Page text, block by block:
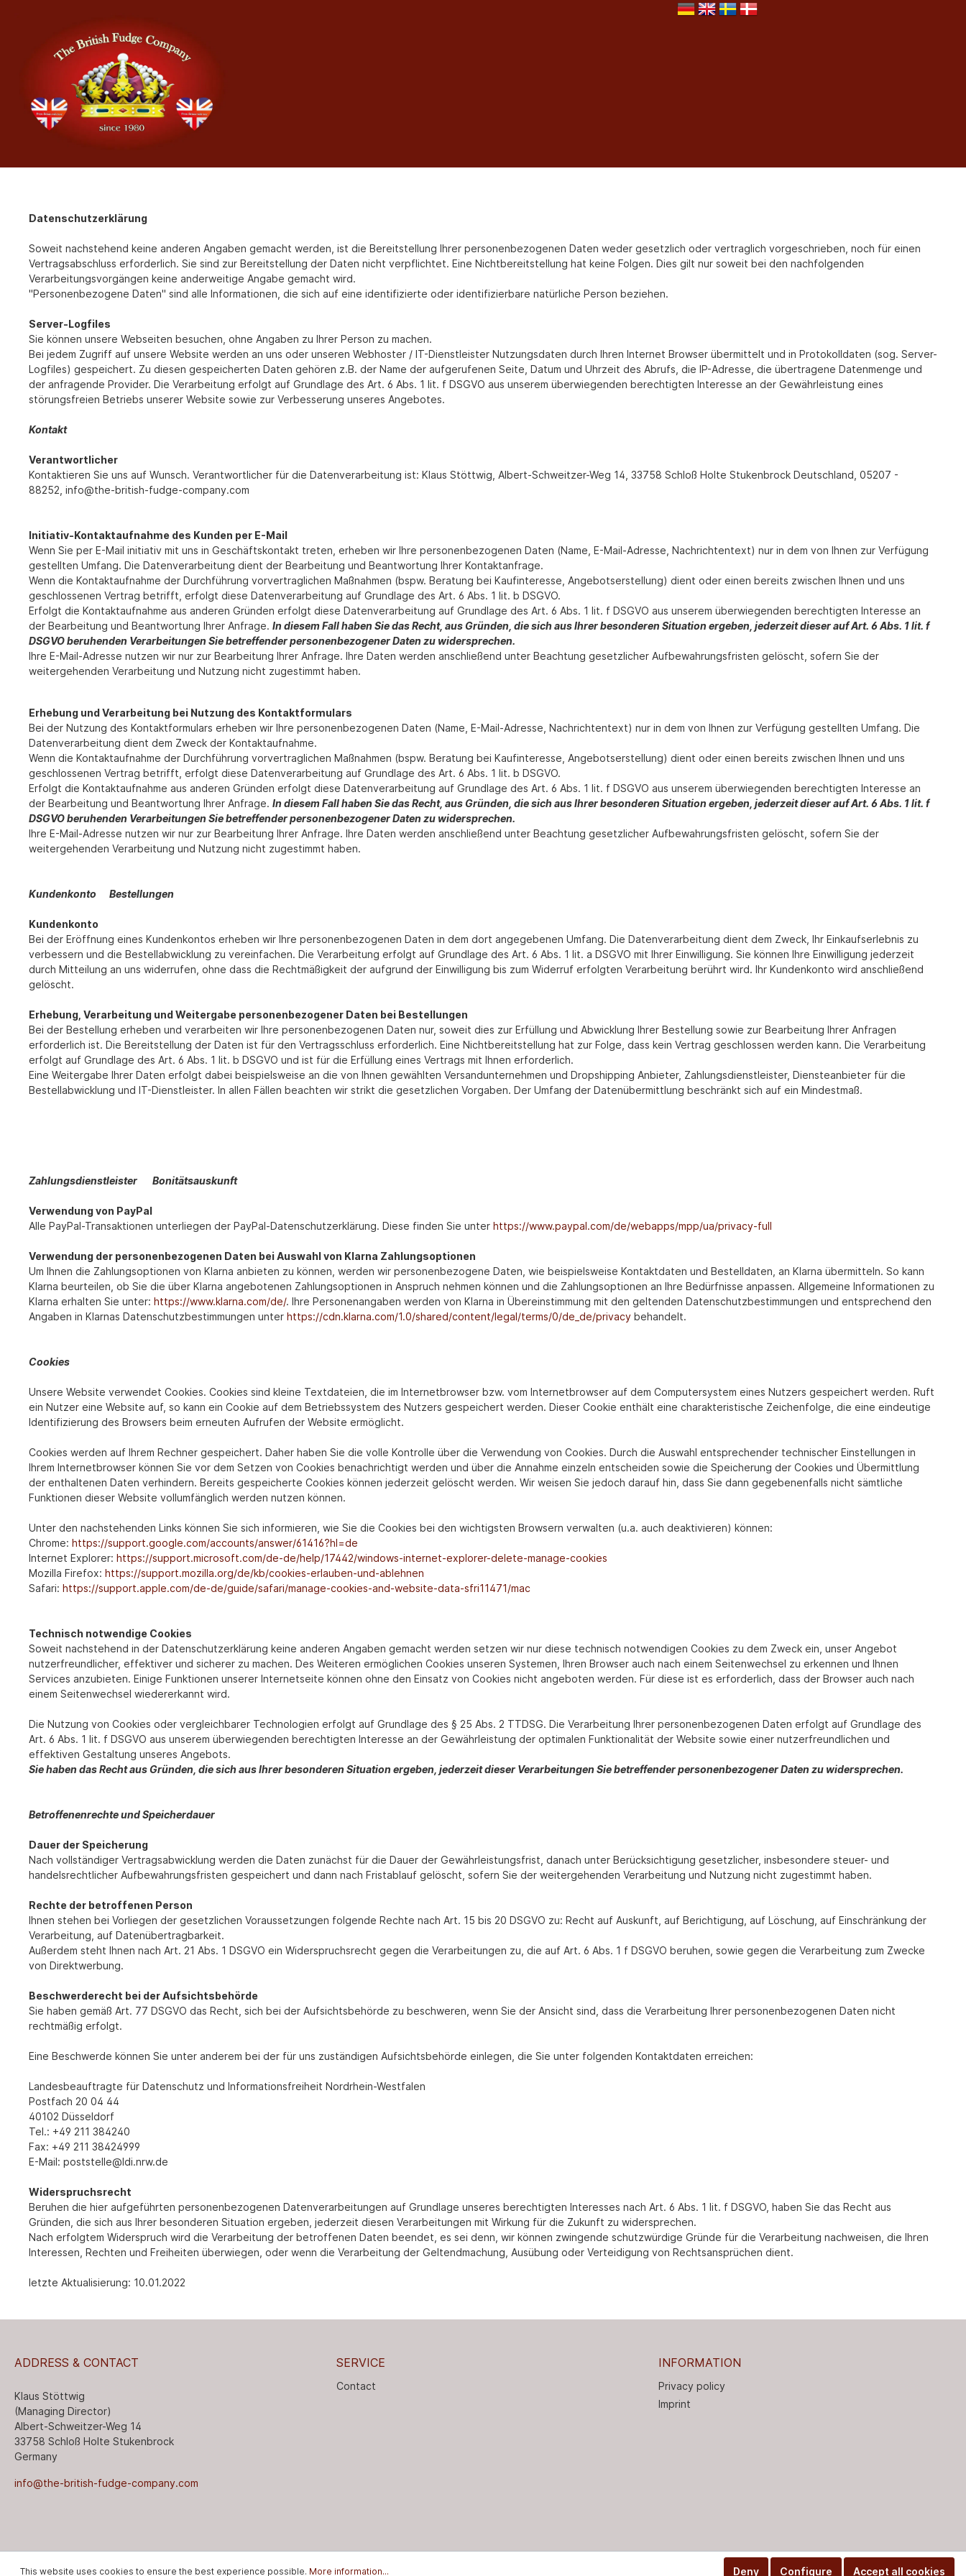
Datenschutzerklärung
Soweit nachstehend keine anderen Angaben gemacht werden, ist die Bereitstellung Ihrer personenbezogenen Daten weder gesetzlich oder vertraglich vorgeschrieben, noch für einen
Vertragsabschluss erforderlich. Sie sind zur Bereitstellung der Daten nicht verpflichtet. Eine Nichtbereitstellung hat keine Folgen. Dies gilt nur soweit bei den nachfolgenden
Verarbeitungsvorgängen keine anderweitige Angabe gemacht wird.
"Personenbezogene Daten" sind alle Informationen, die sich auf eine identifizierte oder identifizierbare natürliche Person beziehen.
Server-Logfiles
Sie können unsere Webseiten besuchen, ohne Angaben zu Ihrer Person zu machen.
Bei jedem Zugriff auf unsere Website werden an uns oder unseren Webhoster / IT-Dienstleister Nutzungsdaten durch Ihren Internet Browser übermittelt und in Protokolldaten (sog. Server-
Logfiles) gespeichert. Zu diesen gespeicherten Daten gehören z.B. der Name der aufgerufenen Seite, Datum und Uhrzeit des Abrufs, die IP-Adresse, die übertragene Datenmenge und
der anfragende Provider. Die Verarbeitung erfolgt auf Grundlage des Art. 6 Abs. 1 lit. f DSGVO aus unserem überwiegenden berechtigten Interesse an der Gewährleistung eines
störungsfreien Betriebs unserer Website sowie zur Verbesserung unseres Angebotes.
Kontakt
Verantwortlicher
Kontaktieren Sie uns auf Wunsch. Verantwortlicher für die Datenverarbeitung ist: Klaus Stöttwig, Albert-Schweitzer-Weg 14, 33758 Schloß Holte Stukenbrock Deutschland, 05207 -
88252, info@the-british-fudge-company.com
Initiativ-Kontaktaufnahme des Kunden per E-Mail
Wenn Sie per E-Mail initiativ mit uns in Geschäftskontakt treten, erheben wir Ihre personenbezogenen Daten (Name, E-Mail-Adresse, Nachrichtentext) nur in dem von Ihnen zur Verfügung
gestellten Umfang. Die Datenverarbeitung dient der Bearbeitung und Beantwortung Ihrer Kontaktanfrage.
Wenn die Kontaktaufnahme der Durchführung vorvertraglichen Maßnahmen (bspw. Beratung bei Kaufinteresse, Angebotserstellung) dient oder einen bereits zwischen Ihnen und uns
geschlossenen Vertrag betrifft, erfolgt diese Datenverarbeitung auf Grundlage des Art. 6 Abs. 1 lit. b DSGVO.
Erfolgt die Kontaktaufnahme aus anderen Gründen erfolgt diese Datenverarbeitung auf Grundlage des Art. 6 Abs. 1 lit. f DSGVO aus unserem überwiegenden berechtigten Interesse an
der Bearbeitung und Beantwortung Ihrer Anfrage. In diesem Fall haben Sie das Recht, aus Gründen, die sich aus Ihrer besonderen Situation ergeben, jederzeit dieser auf Art. 6 Abs. 1 lit. f
DSGVO beruhenden Verarbeitungen Sie betreffender personenbezogener Daten zu widersprechen.
Ihre E-Mail-Adresse nutzen wir nur zur Bearbeitung Ihrer Anfrage. Ihre Daten werden anschließend unter Beachtung gesetzlicher Aufbewahrungsfristen gelöscht, sofern Sie der
weitergehenden Verarbeitung und Nutzung nicht zugestimmt haben.
Erhebung und Verarbeitung bei Nutzung des Kontaktformulars
Bei der Nutzung des Kontaktformulars erheben wir Ihre personenbezogenen Daten (Name, E-Mail-Adresse, Nachrichtentext) nur in dem von Ihnen zur Verfügung gestellten Umfang. Die
Datenverarbeitung dient dem Zweck der Kontaktaufnahme.
Wenn die Kontaktaufnahme der Durchführung vorvertraglichen Maßnahmen (bspw. Beratung bei Kaufinteresse, Angebotserstellung) dient oder einen bereits zwischen Ihnen und uns
geschlossenen Vertrag betrifft, erfolgt diese Datenverarbeitung auf Grundlage des Art. 6 Abs. 1 lit. b DSGVO.
Erfolgt die Kontaktaufnahme aus anderen Gründen erfolgt diese Datenverarbeitung auf Grundlage des Art. 6 Abs. 1 lit. f DSGVO aus unserem überwiegenden berechtigten Interesse an
der Bearbeitung und Beantwortung Ihrer Anfrage. In diesem Fall haben Sie das Recht, aus Gründen, die sich aus Ihrer besonderen Situation ergeben, jederzeit dieser auf Art. 6 Abs. 1 lit. f
DSGVO beruhenden Verarbeitungen Sie betreffender personenbezogener Daten zu widersprechen.
Ihre E-Mail-Adresse nutzen wir nur zur Bearbeitung Ihrer Anfrage. Ihre Daten werden anschließend unter Beachtung gesetzlicher Aufbewahrungsfristen gelöscht, sofern Sie der
weitergehenden Verarbeitung und Nutzung nicht zugestimmt haben.
Kundenkonto Bestellungen
Kundenkonto
Bei der Eröffnung eines Kundenkontos erheben wir Ihre personenbezogenen Daten in dem dort angegebenen Umfang. Die Datenverarbeitung dient dem Zweck, Ihr Einkaufserlebnis zu
verbessern und die Bestellabwicklung zu vereinfachen. Die Verarbeitung erfolgt auf Grundlage des Art. 6 Abs. 1 lit. a DSGVO mit Ihrer Einwilligung. Sie können Ihre Einwilligung jederzeit
durch Mitteilung an uns widerrufen, ohne dass die Rechtmäßigkeit der aufgrund der Einwilligung bis zum Widerruf erfolgten Verarbeitung berührt wird. Ihr Kundenkonto wird anschließend
gelöscht.
Erhebung, Verarbeitung und Weitergabe personenbezogener Daten bei Bestellungen
Bei der Bestellung erheben und verarbeiten wir Ihre personenbezogenen Daten nur, soweit dies zur Erfüllung und Abwicklung Ihrer Bestellung sowie zur Bearbeitung Ihrer Anfragen
erforderlich ist. Die Bereitstellung der Daten ist für den Vertragsschluss erforderlich. Eine Nichtbereitstellung hat zur Folge, dass kein Vertrag geschlossen werden kann. Die Verarbeitung
erfolgt auf Grundlage des Art. 6 Abs. 1 lit. b DSGVO und ist für die Erfüllung eines Vertrags mit Ihnen erforderlich.
Eine Weitergabe Ihrer Daten erfolgt dabei beispielsweise an die von Ihnen gewählten Versandunternehmen und Dropshipping Anbieter, Zahlungsdienstleister, Diensteanbieter für die
Bestellabwicklung und IT-Dienstleister. In allen Fällen beachten wir strikt die gesetzlichen Vorgaben. Der Umfang der Datenübermittlung beschränkt sich auf ein Mindestmaß.
Zahlungsdienstleister Bonitätsauskunft
Verwendung von PayPal
Alle PayPal-Transaktionen unterliegen der PayPal-Datenschutzerklärung. Diese finden Sie unter https://www.paypal.com/de/webapps/mpp/ua/privacy-full
Verwendung der personenbezogenen Daten bei Auswahl von Klarna Zahlungsoptionen
Um Ihnen die Zahlungsoptionen von Klarna anbieten zu können, werden wir personenbezogene Daten, wie beispielsweise Kontaktdaten und Bestelldaten, an Klarna übermitteln. So kann
Klarna beurteilen, ob Sie die über Klarna angebotenen Zahlungsoptionen in Anspruch nehmen können und die Zahlungsoptionen an Ihre Bedürfnisse anpassen. Allgemeine Informationen zu
Klarna erhalten Sie unter: https://www.klarna.com/de/. Ihre Personenangaben werden von Klarna in Übereinstimmung mit den geltenden Datenschutzbestimmungen und entsprechend den
Angaben in Klarnas Datenschutzbestimmungen unter https://cdn.klarna.com/1.0/shared/content/legal/terms/0/de_de/privacy behandelt.
Cookies
Unsere Website verwendet Cookies. Cookies sind kleine Textdateien, die im Internetbrowser bzw. vom Internetbrowser auf dem Computersystem eines Nutzers gespeichert werden. Ruft
ein Nutzer eine Website auf, so kann ein Cookie auf dem Betriebssystem des Nutzers gespeichert werden. Dieser Cookie enthält eine charakteristische Zeichenfolge, die eine eindeutige
Identifizierung des Browsers beim erneuten Aufrufen der Website ermöglicht.
Cookies werden auf Ihrem Rechner gespeichert. Daher haben Sie die volle Kontrolle über die Verwendung von Cookies. Durch die Auswahl entsprechender technischer Einstellungen in
Ihrem Internetbrowser können Sie vor dem Setzen von Cookies benachrichtigt werden und über die Annahme einzeln entscheiden sowie die Speicherung der Cookies und Übermittlung
der enthaltenen Daten verhindern. Bereits gespeicherte Cookies können jederzeit gelöscht werden. Wir weisen Sie jedoch darauf hin, dass Sie dann gegebenenfalls nicht sämtliche
Funktionen dieser Website vollumfänglich werden nutzen können.
Unter den nachstehenden Links können Sie sich informieren, wie Sie die Cookies bei den wichtigsten Browsern verwalten (u.a. auch deaktivieren) können:
Chrome: https://support.google.com/accounts/answer/61416?hl=de
Internet Explorer: https://support.microsoft.com/de-de/help/17442/windows-internet-explorer-delete-manage-cookies
Mozilla Firefox: https://support.mozilla.org/de/kb/cookies-erlauben-und-ablehnen
Safari: https://support.apple.com/de-de/guide/safari/manage-cookies-and-website-data-sfri11471/mac
Technisch notwendige Cookies
Soweit nachstehend in der Datenschutzerklärung keine anderen Angaben gemacht werden setzen wir nur diese technisch notwendigen Cookies zu dem Zweck ein, unser Angebot
nutzerfreundlicher, effektiver und sicherer zu machen. Des Weiteren ermöglichen Cookies unseren Systemen, Ihren Browser auch nach einem Seitenwechsel zu erkennen und Ihnen
Services anzubieten. Einige Funktionen unserer Internetseite können ohne den Einsatz von Cookies nicht angeboten werden. Für diese ist es erforderlich, dass der Browser auch nach
einem Seitenwechsel wiedererkannt wird.
Die Nutzung von Cookies oder vergleichbarer Technologien erfolgt auf Grundlage des § 25 Abs. 2 TTDSG. Die Verarbeitung Ihrer personenbezogenen Daten erfolgt auf Grundlage des
Art. 6 Abs. 1 lit. f DSGVO aus unserem überwiegenden berechtigten Interesse an der Gewährleistung der optimalen Funktionalität der Website sowie einer nutzerfreundlichen und
effektiven Gestaltung unseres Angebots.
Sie haben das Recht aus Gründen, die sich aus Ihrer besonderen Situation ergeben, jederzeit dieser Verarbeitungen Sie betreffender personenbezogener Daten zu widersprechen.
Betroffenenrechte und Speicherdauer
Dauer der Speicherung
Nach vollständiger Vertragsabwicklung werden die Daten zunächst für die Dauer der Gewährleistungsfrist, danach unter Berücksichtigung gesetzlicher, insbesondere steuer- und
handelsrechtlicher Aufbewahrungsfristen gespeichert und dann nach Fristablauf gelöscht, sofern Sie der weitergehenden Verarbeitung und Nutzung nicht zugestimmt haben.
Rechte der betroffenen Person
Ihnen stehen bei Vorliegen der gesetzlichen Voraussetzungen folgende Rechte nach Art. 15 bis 20 DSGVO zu: Recht auf Auskunft, auf Berichtigung, auf Löschung, auf Einschränkung der
Verarbeitung, auf Datenübertragbarkeit.
Außerdem steht Ihnen nach Art. 21 Abs. 1 DSGVO ein Widerspruchsrecht gegen die Verarbeitungen zu, die auf Art. 6 Abs. 1 f DSGVO beruhen, sowie gegen die Verarbeitung zum Zwecke
von Direktwerbung.
Beschwerderecht bei der Aufsichtsbehörde
Sie haben gemäß Art. 77 DSGVO das Recht, sich bei der Aufsichtsbehörde zu beschweren, wenn Sie der Ansicht sind, dass die Verarbeitung Ihrer personenbezogenen Daten nicht
rechtmäßig erfolgt.
Eine Beschwerde können Sie unter anderem bei der für uns zuständigen Aufsichtsbehörde einlegen, die Sie unter folgenden Kontaktdaten erreichen:
Landesbeauftragte für Datenschutz und Informationsfreiheit Nordrhein-Westfalen
Postfach 20 04 44
40102 Düsseldorf
Tel.: +49 211 384240
Fax: +49 211 38424999
E-Mail: poststelle@ldi.nrw.de
Widerspruchsrecht
Beruhen die hier aufgeführten personenbezogenen Datenverarbeitungen auf Grundlage unseres berechtigten Interesses nach Art. 6 Abs. 1 lit. f DSGVO, haben Sie das Recht aus
Gründen, die sich aus Ihrer besonderen Situation ergeben, jederzeit diesen Verarbeitungen mit Wirkung für die Zukunft zu widersprechen.
Nach erfolgtem Widerspruch wird die Verarbeitung der betroffenen Daten beendet, es sei denn, wir können zwingende schutzwürdige Gründe für die Verarbeitung nachweisen, die Ihren
Interessen, Rechten und Freiheiten überwiegen, oder wenn die Verarbeitung der Geltendmachung, Ausübung oder Verteidigung von Rechtsansprüchen dient.
letzte Aktualisierung: 10.01.2022
ADDRESS & CONTACT
Klaus Stöttwig
(Managing Director)
Albert-Schweitzer-Weg 14
33758 Schloß Holte Stukenbrock
Germany
info@the-british-fudge-company.com
SERVICE
Contact
INFORMATION
Privacy policy
Imprint
This website uses cookies to ensure the best experience possible. More information... Deny Configure Accept all cookies